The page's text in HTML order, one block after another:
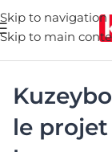
Skip to navigation
Skip to main
le